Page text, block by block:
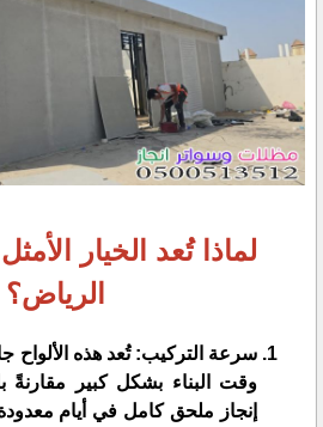
لماذا تُعد الخيار
الرياض؟
سرعة التركيب: تُعد هذه الألواح
وقت البناء بشكل كبير مقارنةً
إنجاز ملحق كامل في أيام